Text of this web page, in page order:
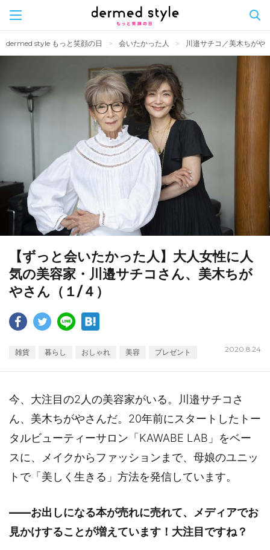
dermed style もっと笑顔の日 会いたかった人 川邉サチコ／美木ちがや
【ずっと会いたかった人】大人女性に人
気の美容家・川邉サチコさん、美木ちが
やさん（１/４）
雑貨 暮らし おしゃれ 美容 プレゼント 2020.8.24
今、大注目の2人の美容家がいる。川邉サチコさ
ん、美木ちがやさんだ。20年前にスタートしたトー
タルビューティーサロン「KAWABE LAB」をベー
スに、メイクからファッションまで、母娘のユニッ
トで「美しく生きる」方法を発信しています。
――お出しになる本が売れに売れて、メディアでお
見かけすることが増えています！大注目ですね？